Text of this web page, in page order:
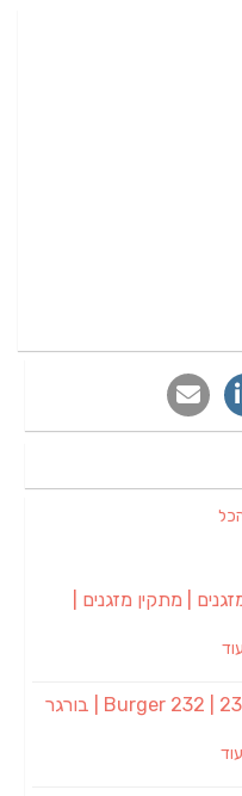
| מתקין מזגנים |
בורגר באשכול | בורגר 232 | Burger 232 | בורגר